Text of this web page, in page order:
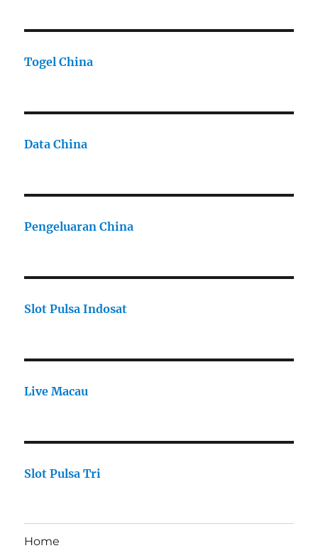
Togel China
Data China
Pengeluaran China
Slot Pulsa Indosat
Live Macau
Slot Pulsa Tri
Home